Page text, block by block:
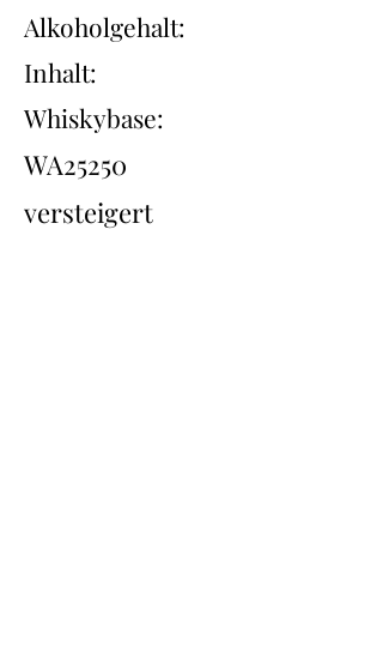
Alkoholgehalt:
Inhalt:
Whiskybase:
WA25250
versteigert